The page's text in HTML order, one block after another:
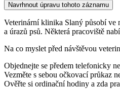
Navrhnout úpravu tohoto záznamu
Veterinární klinika Slaný působí ve
a úrazů psů. Některá pracoviště
Na co myslet před návštěvou
Objednejte se předem telefonicky
Vezměte s sebou očkovací průkaz
Ověřte si ordinační hodiny a zda